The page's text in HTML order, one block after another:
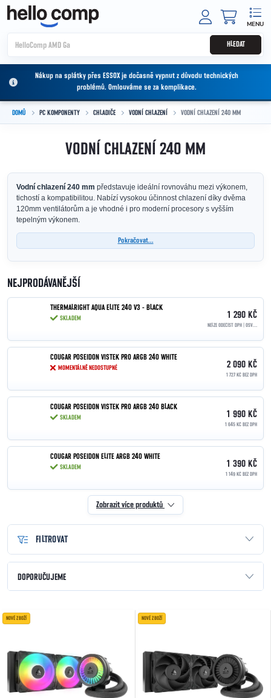
Přejít na obsah
HLEDAT
Nákup na splátky přes ESSOX je dočasně vypnut z důvodu technických
problémů. Omlouváme se za komplikace.
DOMŮ PC KOMPONENTY CHLADIČE VODNÍ CHLAZENÍ VODNÍ CHLAZENÍ 240 MM
VODNÍ CHLAZENÍ 240 MM
Vodní chlazení 240 mm představuje ideální rovnováhu mezi výkonem,
tichostí a kompatibilitou. Nabízí vysokou účinnost chlazení díky dvěma
120mm ventilátorům a je vhodné i pro moderní procesory s vyšším
tepelným výkonem.
Pokračovat...
NEJPRODÁVANĚJŠÍ
THERMALRIGHT AQUA ELITE 240 V3 - BLACK
SKLADEM 1 290 KČ
COUGAR POSEIDON VISTEK PRO ARGB 240 WHITE
MOMENTÁLNĚ NEDOSTUPNÉ 2 090 KČ
1 727 KČ BEZ DPH
COUGAR POSEIDON VISTEK PRO ARGB 240 BLACK
SKLADEM 1 990 KČ
1 645 KČ BEZ DPH
COUGAR POSEIDON ELITE ARGB 240 WHITE
SKLADEM 1 390 KČ
1 149 KČ BEZ DPH
Zobrazit více produktů
FILTROVAT
Řazení produktů
DOPORUČUJEME
NEJPRODÁVANĚJŠÍ
ABECEDNĚ
Výpis produktů
NOVÉ ZBOŽÍ NOVÉ ZBOŽÍ